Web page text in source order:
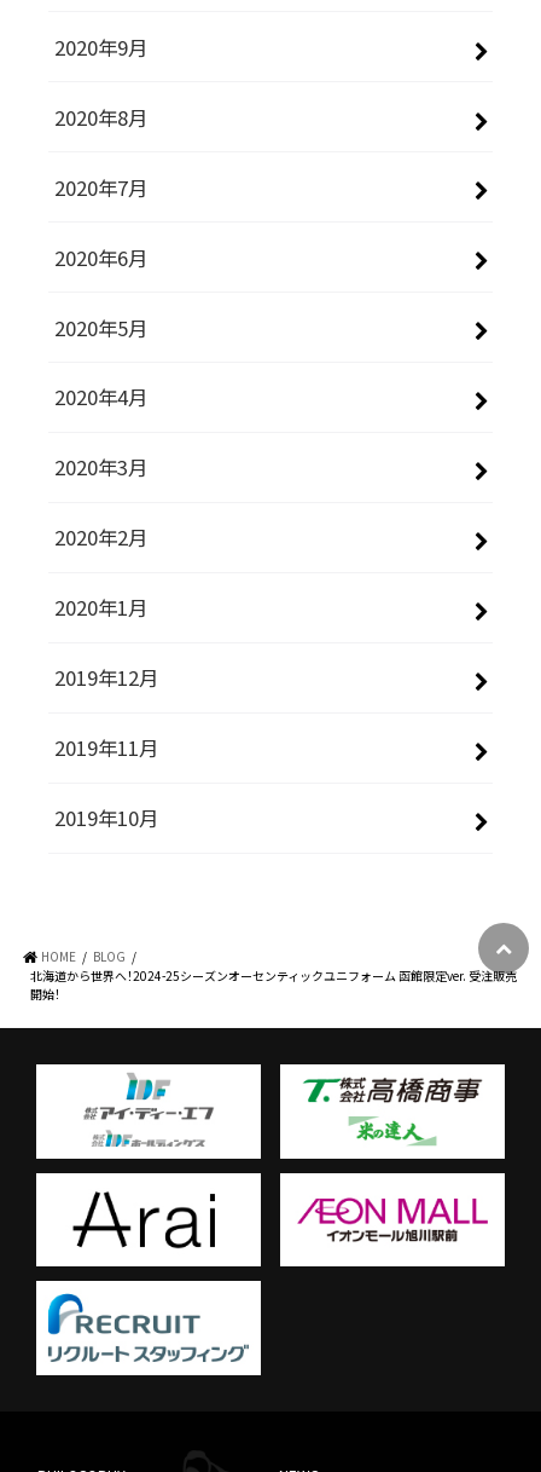
2020年9月
2020年8月
2020年7月
2020年6月
2020年5月
2020年4月
2020年3月
2020年2月
2020年1月
2019年12月
2019年11月
2019年10月
HOME
BLOG
北海道から世界へ！2024-25シーズンオーセンティックユニフォーム 函館限定ver. 受注販売
開始！